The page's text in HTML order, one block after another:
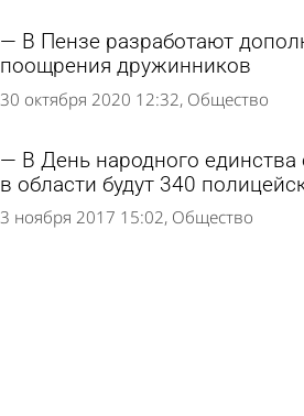
В Пензе разработают
поощрения дружинников
30 октября 2020 12:32 Общество
В День народного единства
в области будут 340
3 ноября 2017 15:02 Общество